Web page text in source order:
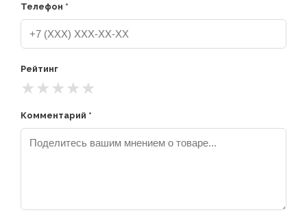
Телефон *
Рейтинг
★ ★ ★ ★ ★
Комментарий *